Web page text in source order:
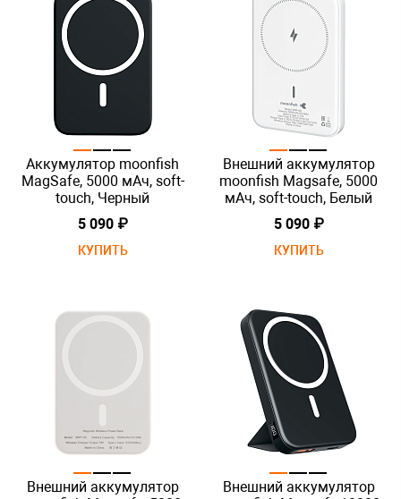
Аккумулятор moonfish
MagSafe, 5000 мАч, soft-
touch, Черный
5 090 ₽
КУПИТЬ
Внешний аккумулятор
moonfish Magsafe, 5000
мАч, soft-touch, Белый
5 090 ₽
КУПИТЬ
Внешний аккумулятор
Внешний аккумулятор